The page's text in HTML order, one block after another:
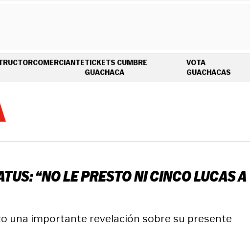
COMERCIANTETICKETS CUMBRE
GUACHACAOPENS IN NEW WINDOW
VOTA
GUACHACAS
“NO LE PRESTO NI CINCO LUCAS A
una importante revelación sobre su presente